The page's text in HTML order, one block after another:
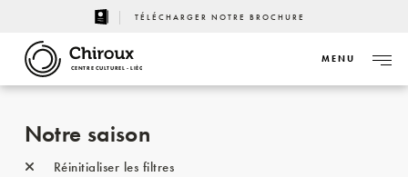
TÉLÉCHARGER NOTRE BROCHURE
CENTRE CULTUREL - LIÈGE
MENU
Notre saison
Réinitialiser les filtres